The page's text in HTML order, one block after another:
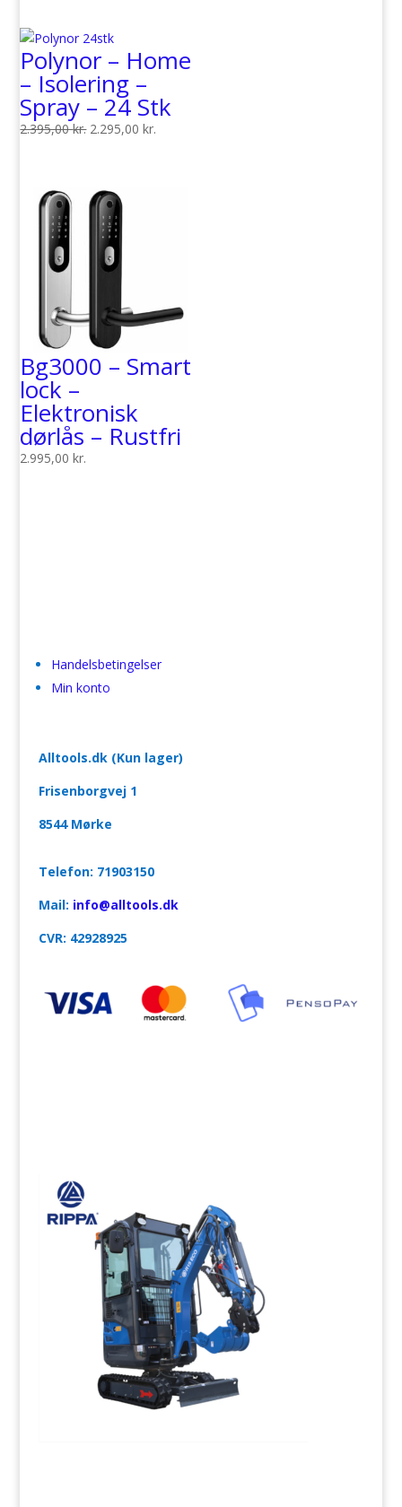
Polynor – Home
– Isolering –
Spray – 24 Stk
2.395,00kr. Den
var:
2.395,00 kr..
2.295,00kr.
Bg3000 – Smart
lock –
Elektronisk
dørlås – Rustfri
2.995,00kr.
Handelsbetingelser
Min konto
Alltools.dk (Kun lager)
Frisenborgvej 1
8544 Mørke
Telefon: 71903150
Mail: info@alltools.dk
CVR: 42928925